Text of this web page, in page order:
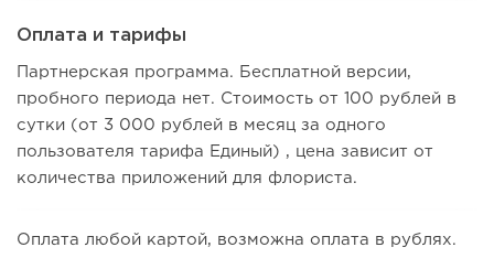
Оплата и тарифы
Партнерская программа. Бесплатной версии,
пробного периода нет. Стоимость от 100 рублей в
сутки (от 3 000 рублей в месяц за одного
пользователя тарифа Единый) , цена зависит от
количества приложений для флориста.
Оплата любой картой, возможна оплата в рублях.